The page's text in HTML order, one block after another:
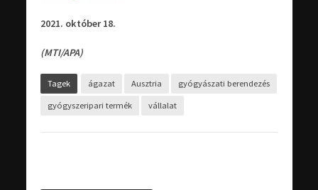
2021. október 18.
(MTI/APA)
Tagek ágazat Ausztria gyógyászati berendezés
gyógyszeripari termék vállalat